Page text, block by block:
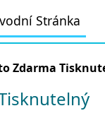
Stránka
Zdarma